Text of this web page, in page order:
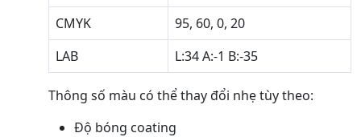
CMYK
95, 60, 0, 20
LAB
L:34 A:-1 B:-35
Thông số màu có thể thay đổi nhẹ tùy theo:
Độ bóng coating